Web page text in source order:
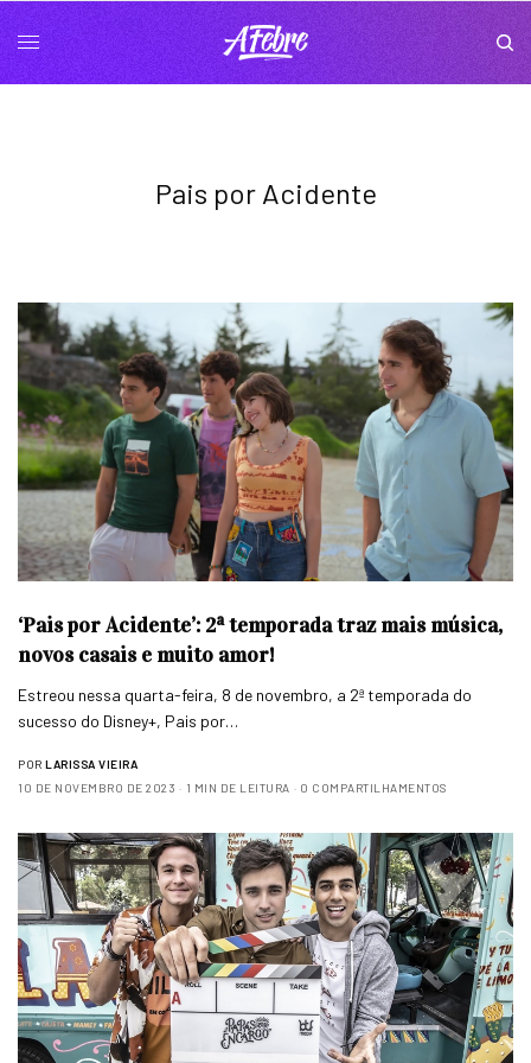
Pais por Acidente
‘Pais por Acidente’: 2ª temporada traz mais música,
novos casais e muito amor!
Estreou nessa quarta-feira, 8 de novembro, a 2ª temporada do
sucesso do Disney+, Pais por…
POR LARISSA VIEIRA
10 DE NOVEMBRO DE 2023
1 MIN DE LEITURA 0 COMPARTILHAMENTOS